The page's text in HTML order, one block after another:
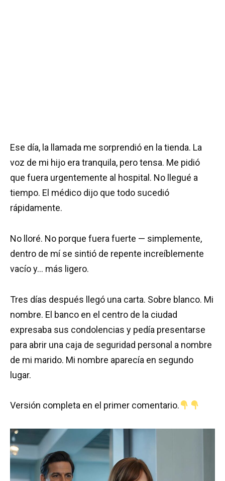
Ese día, la llamada me sorprendió en la tienda. La
voz de mi hijo era tranquila, pero tensa. Me pidió
que fuera urgentemente al hospital. No llegué a
tiempo. El médico dijo que todo sucedió
rápidamente.
No lloré. No porque fuera fuerte — simplemente,
dentro de mí se sintió de repente increíblemente
vacío y… más ligero.
Tres días después llegó una carta. Sobre blanco. Mi
nombre. El banco en el centro de la ciudad
expresaba sus condolencias y pedía presentarse
para abrir una caja de seguridad personal a nombre
de mi marido. Mi nombre aparecía en segundo
lugar.
Versión completa en el primer comentario.